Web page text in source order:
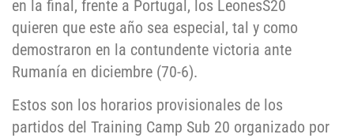
en la final, frente a Portugal, los LeonesS20
quieren que este año sea especial, tal y como
demostraron en la contundente victoria ante
Rumanía en diciembre (70-6).
Estos son los horarios provisionales de los
partidos del Training Camp Sub 20 organizado por